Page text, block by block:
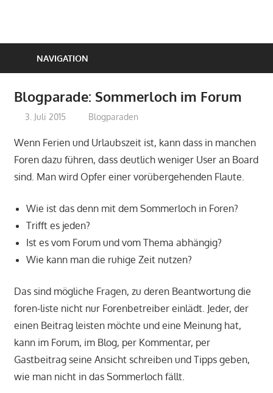
NAVIGATION
Blogparade: Sommerloch im Forum
3. Juli 2015 perfect-seo
Blogparaden
Wenn Ferien und Urlaubszeit ist, kann dass in manchen
Foren dazu führen, dass deutlich weniger User an Board
sind. Man wird Opfer einer vorübergehenden Flaute.
Wie ist das denn mit dem Sommerloch in Foren?
Trifft es jeden?
Ist es vom Forum und vom Thema abhängig?
Wie kann man die ruhige Zeit nutzen?
Das sind mögliche Fragen, zu deren Beantwortung die
foren-liste nicht nur Forenbetreiber einlädt. Jeder, der
einen Beitrag leisten möchte und eine Meinung hat,
kann im Forum, im Blog, per Kommentar, per
Gastbeitrag seine Ansicht schreiben und Tipps geben,
wie man nicht in das Sommerloch fällt.